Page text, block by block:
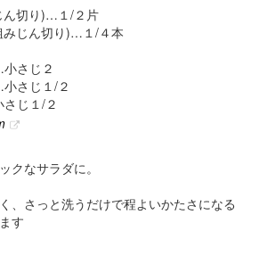
ん切り)…１/２片
みじん切り)…１/４本
さじ２
さじ１/２
じ１/２
クなサラダに。
、さっと洗うだけで程よいかたさになる
す